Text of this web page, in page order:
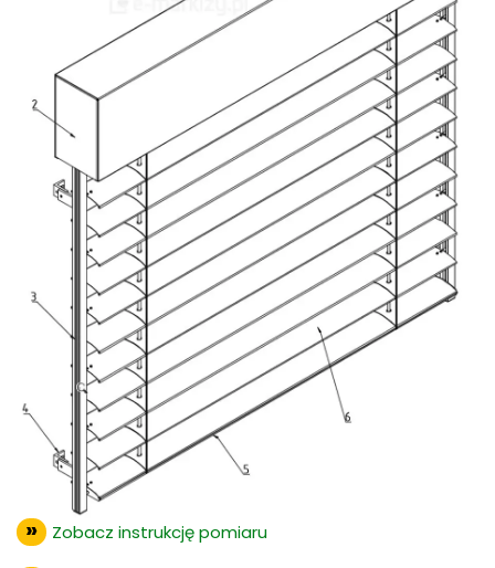
Zobacz instrukcję pomiaru